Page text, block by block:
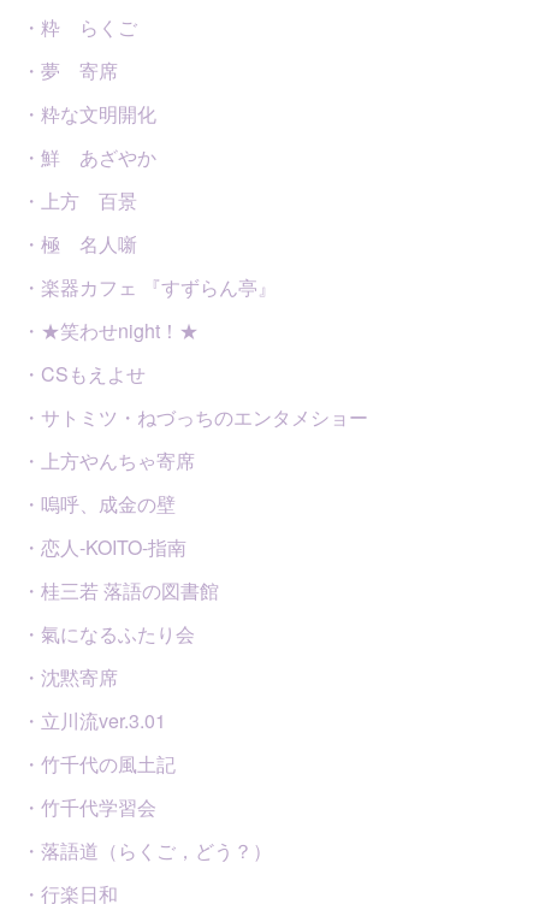
・粋 らくご
・夢 寄席
・粋な文明開化
・鮮 あざやか
・上方 百景
・極 名人噺
・楽器カフェ 『すずらん亭』
・★笑わせnight！★
・CSもえよせ
・サトミツ・ねづっちのエンタメショー
・上方やんちゃ寄席
・嗚呼、成金の壁
・恋人-KOITO-指南
・桂三若 落語の図書館
・氣になるふたり会
・沈黙寄席
・立川流ver.3.01
・竹千代の風土記
・竹千代学習会
・落語道（らくご，どう？）
・行楽日和